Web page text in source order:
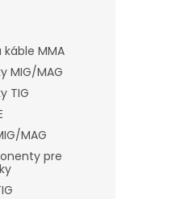
MMA
MIG/MAG
TIG
MAG
pre